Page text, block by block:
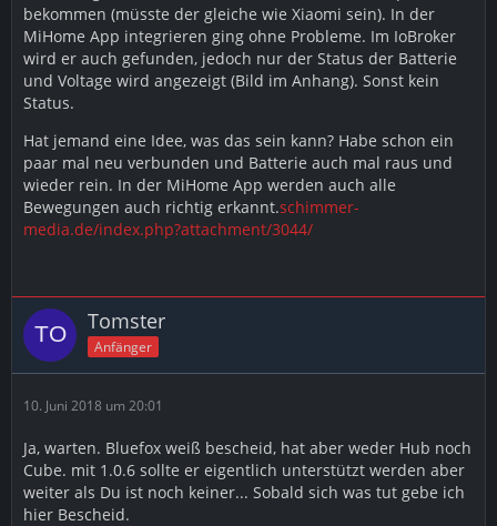
bekomme ich die Cubes immerhin schon als Objekte
angezeigt, leider reagieren sie nicht.
Wenn ich den "rotation 90 grad" im Broker simuliere,
funktioniert er auch aber die Bewegungen der Würfel
an sich werden nicht bemerkt.
Hat jemand schon mehr dazu?
bekommen (müsste der gleiche wie Xiaomi sein). In der
MiHome App integrieren ging ohne Probleme. Im IoBroker
wird er auch gefunden, jedoch nur der Status der Batterie
und Voltage wird angezeigt (Bild im Anhang). Sonst kein
Status.
Hat jemand eine Idee, was das sein kann? Habe schon ein
paar mal neu verbunden und Batterie auch mal raus und
wieder rein. In der MiHome App werden auch alle
Bewegungen auch richtig erkannt.schimmer-
media.de/index.php?attachment/3044/
Tomster
Anfänger
10. Juni 2018 um 20:01
Ja, warten. Bluefox weiß bescheid, hat aber weder Hub noch
Cube. mit 1.0.6 sollte er eigentlich unterstützt werden aber
weiter als Du ist noch keiner... Sobald sich was tut gebe ich
hier Bescheid.